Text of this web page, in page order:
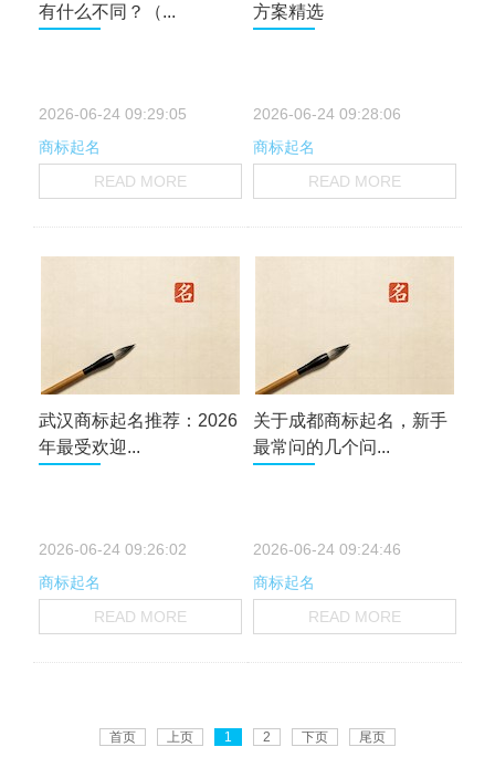
有什么不同？（...
2026-06-24 09:29:05
商标起名
READ MORE
方案精选
2026-06-24 09:28:06
商标起名
READ MORE
武汉商标起名推荐：2026
年最受欢迎...
2026-06-24 09:26:02
商标起名
READ MORE
关于成都商标起名，新手
最常问的几个问...
2026-06-24 09:24:46
商标起名
READ MORE
首页 上页 1 2 下页 尾页